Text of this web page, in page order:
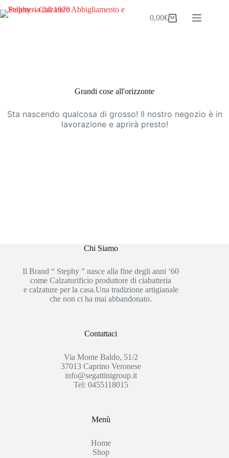
al
Carrello
0,00€
Grandi cose all'orizzonte
Sta nascendo qualcosa di grosso! Il nostro negozio è in
lavorazione e aprirà presto!
Chi Siamo
Il Brand “ Stephy ” nasce alla fine degli anni ‘60
come Calzaturificio produttore di ciabatteria
e calzature per la casa.Una tradizione artigianale
che non ci ha mai abbandonato.
Contattaci
Via Monte Baldo, 51/2
37013 Caprino Veronese
info@segattinigroup.it
Tel: 0455118015
Menù
Home
Shop